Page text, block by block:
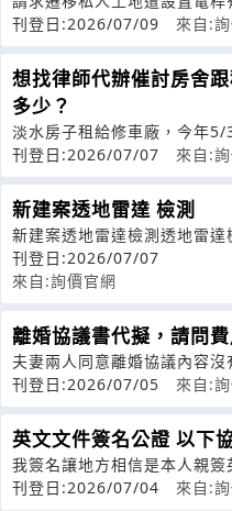
刊登日:2026/07/09
來自:
想找律師代辦催討房舍
多少？
淡水房子租給修車廠，今年
遷，也曾寄存證信函要求繳付
刊登日:2026/07/07 來自:
新建案透地雷達 檢測
新建案透地雷達檢測透地雷達
刊登日:2026/07/07
來自:詢價官網
離婚協議書代擬，請問
夫妻兩人同意離婚協議內容沒
方財產請求權只有一筆先生請
刊登日:2026/07/05 來自:
英文文件簽名公證 以下
我簽名讓地方相信是本人親簽
下協助
刊登日:2026/07/04 來自: